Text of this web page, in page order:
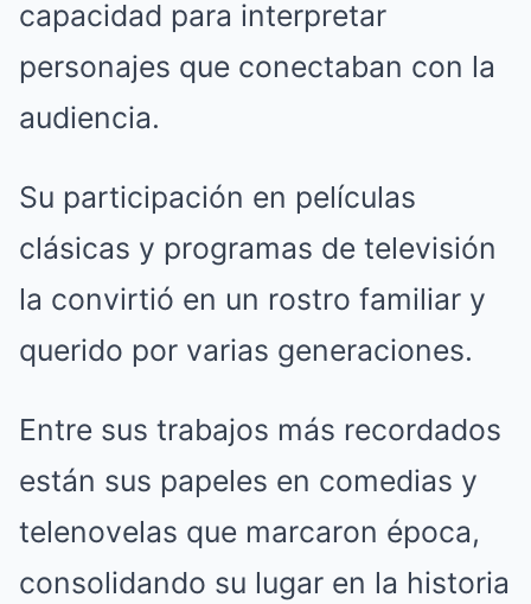
capacidad para interpretar
personajes que conectaban con la
audiencia.
Su participación en películas
clásicas y programas de televisión
la convirtió en un rostro familiar y
querido por varias generaciones.
Entre sus trabajos más recordados
están sus papeles en comedias y
telenovelas que marcaron época,
consolidando su lugar en la historia